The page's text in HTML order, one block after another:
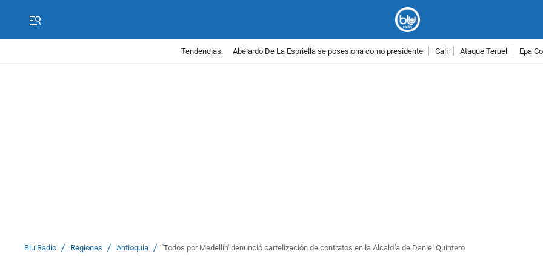
Tendencias: Abelardo De La Espriella se posesiona como presidente Cali Ataque Teruel Epa
Blu Radio / Regiones / Antioquia / 'Todos por Medellín' denunció cartelización de contratos en la Alcaldía de Daniel Quintero